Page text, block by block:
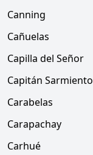
Canning
Cañuelas
Capilla del Señor
Capitán Sarmiento
Carabelas
Carapachay
Carhué